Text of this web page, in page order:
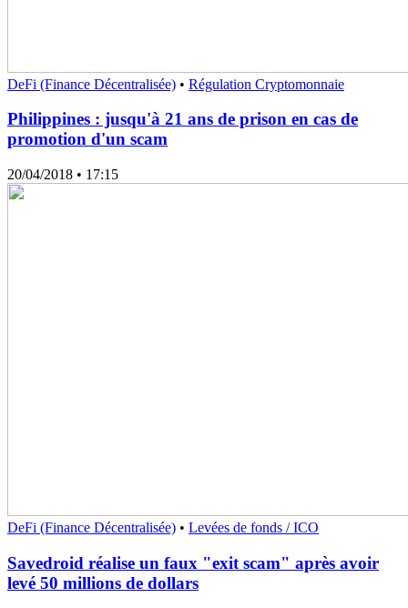
DeFi (Finance Décentralisée) • Régulation Cryptomonnaie
Philippines : jusqu'à 21 ans de prison en cas de
promotion d'un scam
20/04/2018 • 17:15
DeFi (Finance Décentralisée) • Levées de fonds / ICO
Savedroid réalise un faux "exit scam" après avoir
levé 50 millions de dollars